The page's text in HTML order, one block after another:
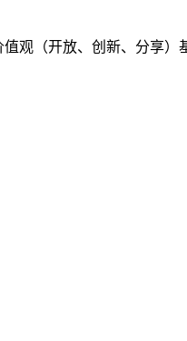
值观（开放、创新、分享